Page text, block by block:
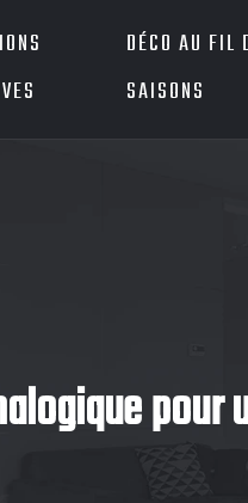
DÉCO AU FIL
SAISONS